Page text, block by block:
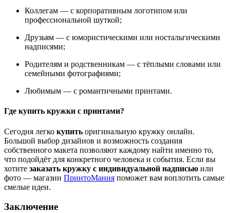
Коллегам — с корпоративным логотипом или
профессиональной шуткой;
Друзьям — с юмористическими или ностальгическими
надписями;
Родителям и родственникам — с тёплыми словами или
семейными фотографиями;
Любимым — с романтичными принтами.
Где купить кружки с принтами?
Сегодня легко купить оригинальную кружку онлайн.
Большой выбор дизайнов и возможность создания
собственного макета позволяют каждому найти именно то,
что подойдёт для конкретного человека и события. Если вы
хотите заказать кружку с индивидуальной надписью или
фото — магазин ПринтоМания поможет вам воплотить самые
смелые идеи.
Заключение